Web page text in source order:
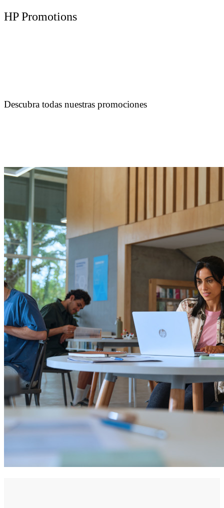
HP Promotions
Descubra todas nuestras promociones